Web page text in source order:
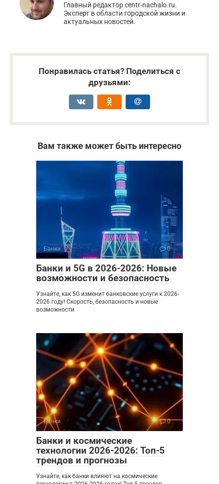
Главный редактор centr-nachalo.ru.
Эксперт в области городской жизни и
актуальных новостей.
Понравилась статья? Поделиться с
друзьями:
Вам также может быть интересно
Банки 0
Банки и 5G в 2026-2026: Новые
возможности и безопасность
Узнайте, как 5G изменит банковские услуги к 2026-
2026 году! Скорость, безопасность и новые
возможности
Банки 0
Банки и космические
технологии 2026-2026: Топ-5
трендов и прогнозы
Узнайте, как банки влияют на космические